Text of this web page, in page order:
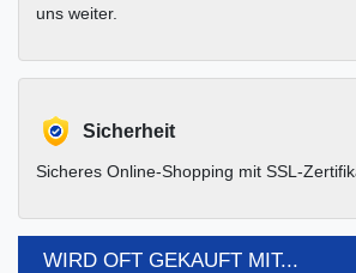
uns weiter.
Sicherheit
Sicheres Online-Shopping mit SSL-
WIRD OFT GEKAUFT MIT...